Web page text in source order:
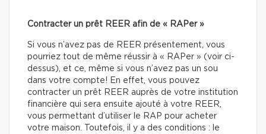
Contracter un prêt REER afin de « RAPer »
Si vous n’avez pas de REER présentement, vous
pourriez tout de même réussir à « RAPer » (voir ci-
dessus), et ce, même si vous n’avez pas un sou
dans votre compte! En effet, vous pouvez
contracter un prêt REER auprès de votre institution
financière qui sera ensuite ajouté à votre REER,
vous permettant d’utiliser le RAP pour acheter
votre maison. Toutefois, il y a des conditions : le